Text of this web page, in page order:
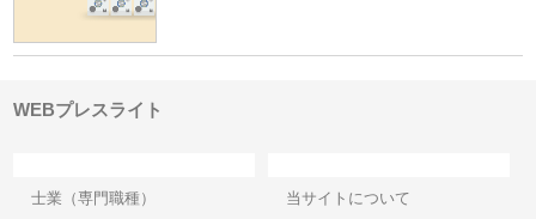
WEBプレスライト
士業（専門職種）
当サイトについて